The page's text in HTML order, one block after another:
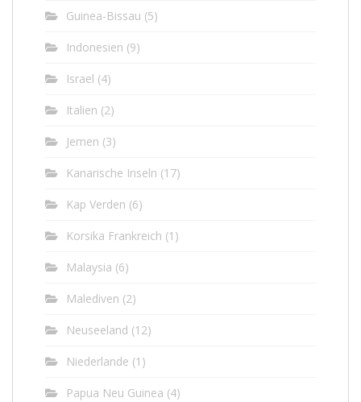
Guinea-Bissau (5)
Indonesien (9)
Israel (4)
Italien (2)
Jemen (3)
Kanarische Inseln (17)
Kap Verden (6)
Korsika Frankreich (1)
Malaysia (6)
Malediven (2)
Neuseeland (12)
Niederlande (1)
Papua Neu Guinea (4)